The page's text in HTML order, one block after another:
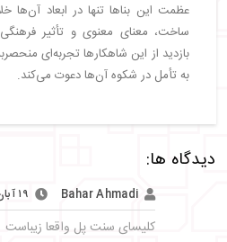
عظمت این بناها تنها در ابعاد آن‌ها
ساخت، معنای معنوی و تأثیر
بازدید از این شاهکارها تجربه‌ای
به تأمل در شکوه آن‌ها دعوت می‌کند.
دیدگاه ها:
Bahar Ahmadi ۱۹ آبان ۱۴۰۴
کلیسای سنت پل واقعا زیباست